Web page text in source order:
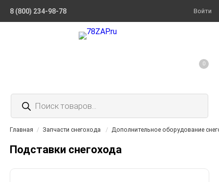
8 (800) 234-98-78 Войти
Поиск
товаров
0
Главная / Запчасти снегохода / Дополнительное оборудование
Подставки снегохода